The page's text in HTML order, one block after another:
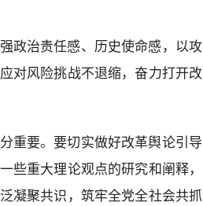
政治责任感、历史使命感，以攻
对风险挑战不退缩，奋力打开改
重要。要切实做好改革舆论引导
些重大理论观点的研究和阐释，
凝聚共识，筑牢全党全社会共抓